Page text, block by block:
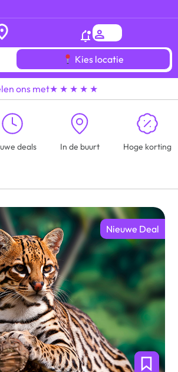
overzichtvan heel
Kies locatie
ons met★ ★ ★ ★ ★
deals In de buurt Hoge korting
Nieuwe Deal